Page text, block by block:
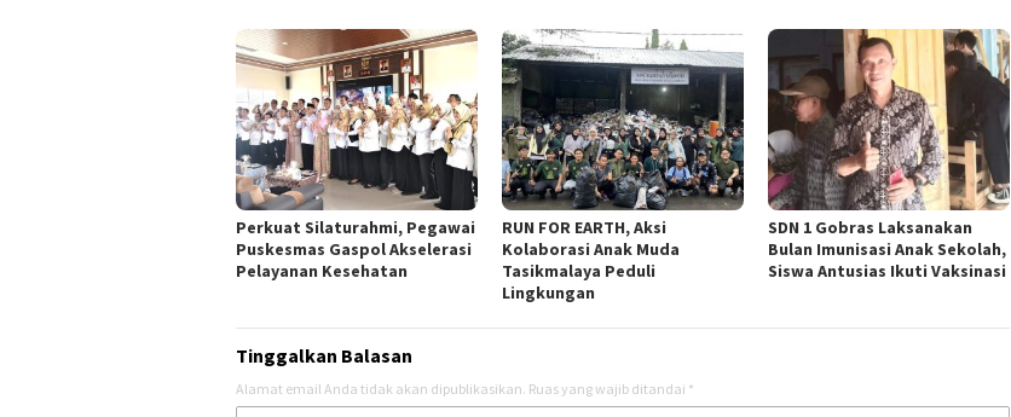
Perkuat Silaturahmi, Pegawai
Puskesmas Gaspol Akselerasi
Pelayanan Kesehatan
RUN FOR EARTH, Aksi
Kolaborasi Anak Muda
Tasikmalaya Peduli
Lingkungan
SDN 1 Gobras Laksanakan
Bulan Imunisasi Anak Sekolah,
Siswa Antusias Ikuti Vaksinasi
Tinggalkan Balasan
Alamat email Anda tidak akan dipublikasikan. Ruas yang wajib ditandai *